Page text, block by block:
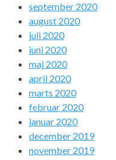
september 2020
august 2020
juli 2020
juni 2020
maj 2020
april 2020
marts 2020
februar 2020
januar 2020
december 2019
november 2019